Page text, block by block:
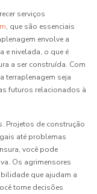
serviços
, que são essenciais
envolve a
e nivelada, o que é
a ser construída. Com
terraplenagem seja
futuros relacionados à
Projetos de construção
até problemas
você pode
Os agrimensores
que ajudam a
tome decisões